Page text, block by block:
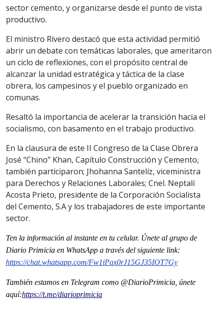
sector cemento, y organizarse desde el punto de vista
productivo.
El ministro Rivero destacó que esta actividad permitió
abrir un debate con temáticas laborales, que ameritaron
un ciclo de reflexiones, con el propósito central de
alcanzar la unidad estratégica y táctica de la clase
obrera, los campesinos y el pueblo organizado en
comunas.
Resaltó la importancia de acelerar la transición hacia el
socialismo, con basamento en el trabajo productivo.
En la clausura de este II Congreso de la Clase Obrera
José “Chino” Khan, Capítulo Construcción y Cemento,
también participaron; Jhohanna Santelíz, viceministra
para Derechos y Relaciones Laborales; Cnel. Neptalí
Acosta Prieto, presidente de la Corporación Socialista
del Cemento, S.A y los trabajadores de este importante
sector.
Ten la información al instante en tu celular. Únete al grupo de
Diario Primicia en WhatsApp a través del siguiente link:
https://chat.whatsapp.com/Fw1iPqx0rJ15GJ35IOT7Gy
También estamos en Telegram como @DiarioPrimicia, únete
aquí:https://t.me/diarioprimicia